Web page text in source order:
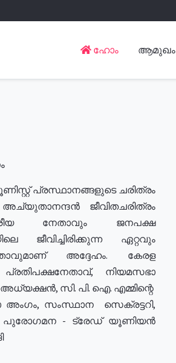
ഹോം ആമുഖം
പ്രസ്ഥാനങ്ങളുടെ ചരിത്രം
ജീവിതചരിത്രം
നേതാവും ജനപക്ഷ
ജീവിച്ചിരിക്കുന്ന ഏറ്റവും
അദ്ദേഹം. കേരള
നിയമസഭാ
സി. പി. ഐ. എമ്മിന്റെ
സംസ്ഥാന സെക്രട്ടറി,
പുരോഗമന - ട്രേഡ് യൂണിയൻ